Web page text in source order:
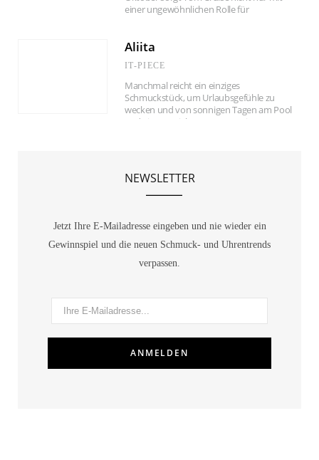
einer ungewöhnlichen Rolle für
Film von Oscar-Regisseur Alejandro G.
Uhr von Vacheron Constantin.
Aliita
IT-PIECE
Manchmal reicht ein einziges
Schmuckstück, um Urlaubsgefühle zu
wecken und von sonnigen Tagen am Pool
und Eis am Stiel zu träumen. Die
NEWSLETTER
Jetzt Ihre E-Mailadresse eingeben und nie wieder ein
Gewinnspiel und die neuen Schmuck- und Uhrentrends
verpassen.